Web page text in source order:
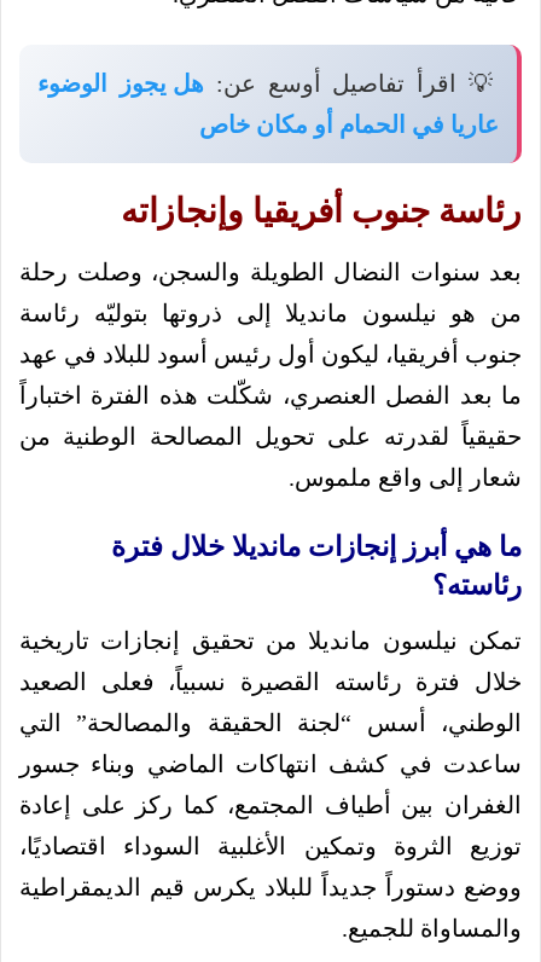
💡 اقرأ تفاصيل أوسع عن:هل يجوز الوضوء
عاريا في الحمام أو مكان خاص
رئاسة جنوب أفريقيا وإنجازاته
بعد سنوات النضال الطويلة والسجن، وصلت رحلة
من هو نيلسون مانديلا إلى ذروتها بتوليّه رئاسة
جنوب أفريقيا، ليكون أول رئيس أسود للبلاد في عهد
ما بعد الفصل العنصري، شكّلت هذه الفترة اختباراً
حقيقياً لقدرته على تحويل المصالحة الوطنية من
شعار إلى واقع ملموس.
ما هي أبرز إنجازات مانديلا خلال فترة
رئاسته؟
تمكن نيلسون مانديلا من تحقيق إنجازات تاريخية
خلال فترة رئاسته القصيرة نسبياً، فعلى الصعيد
الوطني، أسس “لجنة الحقيقة والمصالحة” التي
ساعدت في كشف انتهاكات الماضي وبناء جسور
الغفران بين أطياف المجتمع، كما ركز على إعادة
توزيع الثروة وتمكين الأغلبية السوداء اقتصاديًا،
ووضع دستوراً جديداً للبلاد يكرس قيم الديمقراطية
والمساواة للجميع.